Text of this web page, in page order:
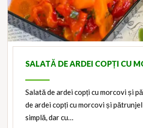
SALATĂ DE ARDEI COPȚI CU
Salată de ardei copți cu morcovi și
de ardei copți cu morcovi și
simplă, dar cu…